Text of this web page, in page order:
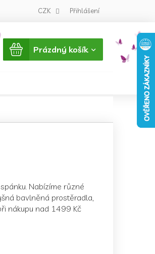
CZK Přihlášení
Nákupní
košík
Prázdný košík
Nabízíme různé
bavlněná prostěradla,
nákupu nad 1499 Kč